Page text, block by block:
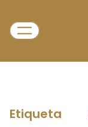
Etiqueta